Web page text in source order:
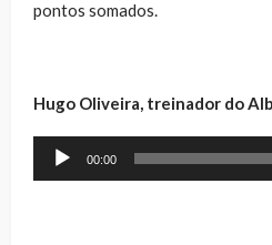
pontos somados.
Hugo Oliveira, treinador do
Reprodutor
00:00